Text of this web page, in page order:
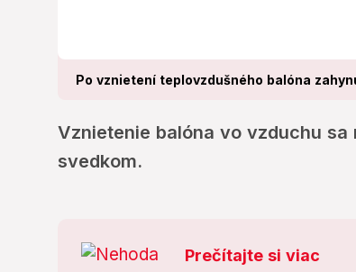
Po vznietení teplovzdušného balóna
Vznietenie balóna vo vzduchu
svedkom.
Prečítajte si viac